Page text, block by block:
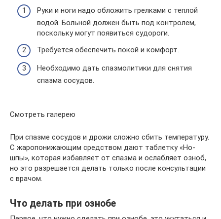
Руки и ноги надо обложить грелками с теплой
водой. Больной должен быть под контролем,
поскольку могут появиться судороги.
Требуется обеспечить покой и комфорт.
Необходимо дать спазмолитики для снятия
спазма сосудов.
Смотреть галерею
При спазме сосудов и дрожи сложно сбить температуру.
С жаропонижающим средством дают таблетку «Но-
шпы», которая избавляет от спазма и ослабляет озноб,
но это разрешается делать только после консультации
с врачом.
Что делать при ознобе